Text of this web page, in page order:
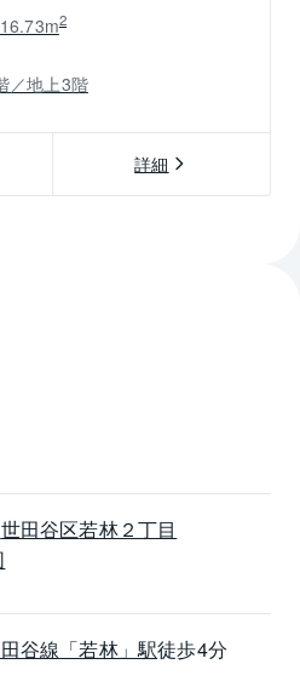
16.73m2
／地上3階
詳細
世田谷区若林２丁目
谷線 「若林」駅徒歩4分